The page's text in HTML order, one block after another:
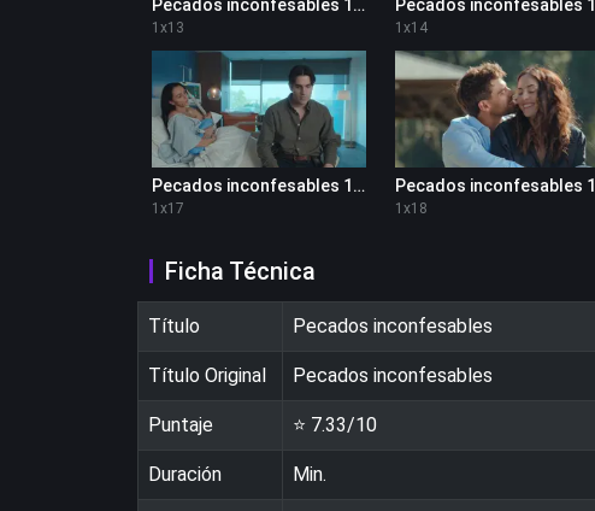
Pecados inconfesables 1x13
1 x13 1 x14
Pecados inconfesables 1x17
1 x17 1 x18
Ficha Técnica
Título Pecados inconfesables
Título Original Pecados inconfesables
Puntaje ⭐ 7.33/10
Duración Min.